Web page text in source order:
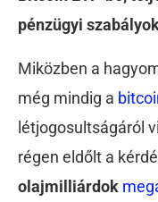
pénzügyi
Miközben a
még mindig a
létjogosultságáról
régen eldőlt a
olajmilliárdok